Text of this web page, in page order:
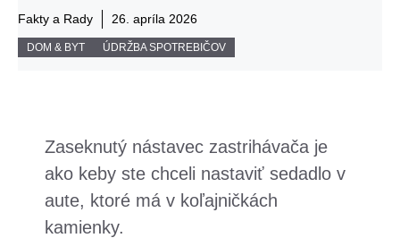
Fakty a Rady 26. apríla 2026
DOM & BYT ÚDRŽBA SPOTREBIČOV
Zaseknutý nástavec zastrihávača je
ako keby ste chceli nastaviť sedadlo v
aute, ktoré má v koľajničkách
kamienky.